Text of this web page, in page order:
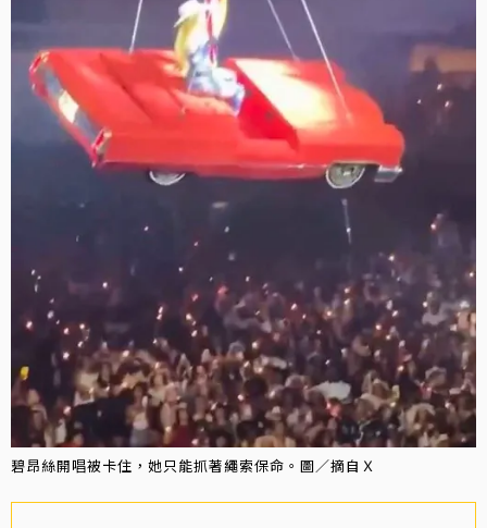
碧昂絲開唱被卡住，她只能抓著繩索保命。圖／摘自Ｘ